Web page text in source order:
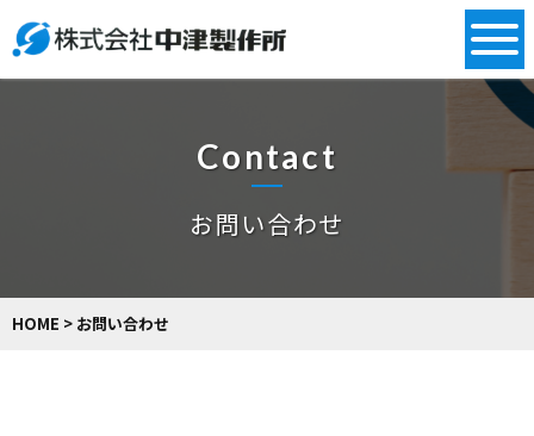
Contact
お問い合わせ
HOME > お問い合わせ